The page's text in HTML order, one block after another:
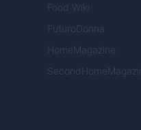
Food Wiki
FuturoDonna
HomeMagazine